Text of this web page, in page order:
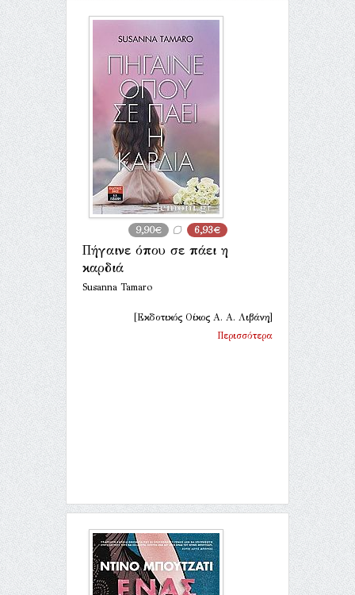
9,90€ 6,93€
Πήγαινε όπου σε πάει η
καρδιά
Susanna Tamaro
[Εκδοτικός Οίκος Α. Α. Λιβάνη]
Περισσότερα